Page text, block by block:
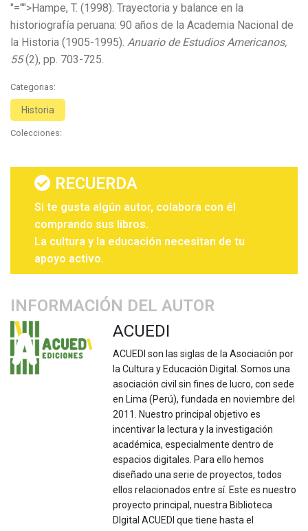
"="">Hampe, T. (1998). Trayectoria y balance en la
historiografía peruana: 90 años de la Academia Nacional de
la Historia (1905-1995). Anuario de Estudios Americanos,
55(2), pp. 703-725.
Categorias:
Historia
Colecciones:
RECUERDA
Si te gusta algún autor, colabora con él
comprando sus libros.
La cultura y la educación necesitan de tu
apoyo activo.
INFORMACIÓN DEL AUTOR
ACUEDI
ACUEDI son las siglas de la Asociación por
la Cultura y Educación Digital. Somos una
asociación civil sin fines de lucro, con sede
en Lima (Perú), fundada en noviembre del
2011. Nuestro principal objetivo es
incentivar la lectura y la investigación
académica, especialmente dentro de
espacios digitales. Para ello hemos
diseñado una serie de proyectos, todos
ellos relacionados entre sí. Este es nuestro
proyecto principal, nuestra Biblioteca
DIgital ACUEDI que tiene hasta el